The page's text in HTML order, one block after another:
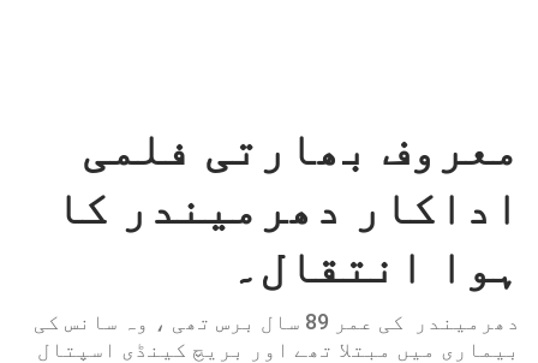
معروف بھارتی فلمی
اداکار دھرمیندر کا
ہوا انتقال۔
دھرمیندر کی عمر 89 سال برس تھی ، وہ سانس کی
بیماری میں مبتلا تھے اور بریچ کینڈی اسپتال